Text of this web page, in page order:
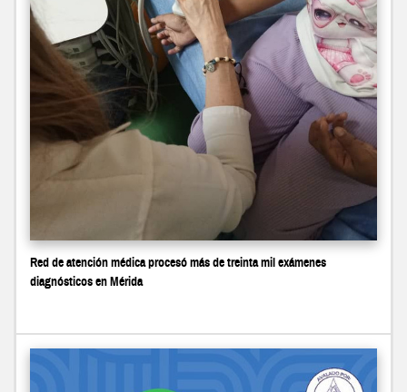
Red de atención médica procesó más de treinta mil exámenes
diagnósticos en Mérida